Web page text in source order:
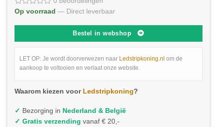
Op voorraad — Direct leverbaar
Bestel in webshop
LET OP: Je wordt doorverwezen naar Ledstripkoning.nl om de
aankoop te voltooien en verlaat onze website.
Waarom kiezen voor Ledstripkoning?
✓ Bezorging in Nederland & België
✓ Gratis verzending vanaf € 20,-